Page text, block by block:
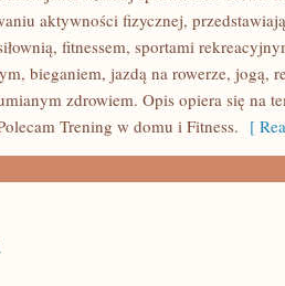
aktywności fizycznej,
fitnessem, sportami
bieganiem, jazdą na rowerze, jogą,
zdrowiem. Opis opiera się na
Trening w domu i Fitness. [